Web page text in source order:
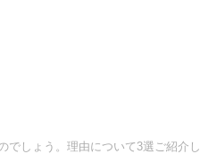
しょう。理由について3選ご紹介